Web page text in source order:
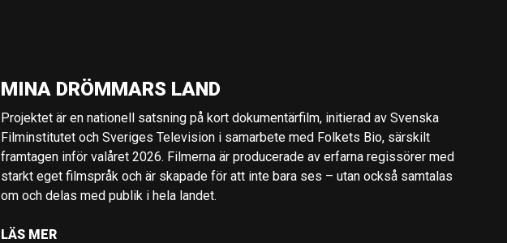
MINA DRÖMMARS LAND
Projektet är en nationell satsning på kort dokumentärfilm, initierad av Svenska
Filminstitutet och Sveriges Television i samarbete med Folkets Bio, särskilt
framtagen inför valåret 2026. Filmerna är producerade av erfarna regissörer med
starkt eget filmspråk och är skapade för att inte bara ses – utan också samtalas
om och delas med publik i hela landet.
LÄS MER